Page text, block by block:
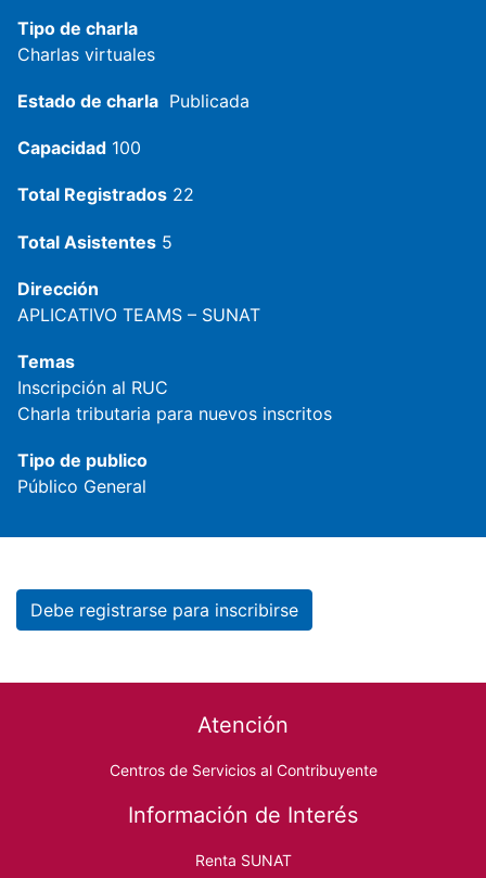
Tipo de charla
Charlas virtuales
Estado de charla Publicada
Capacidad 100
Total Registrados 22
Total Asistentes 5
Dirección
APLICATIVO TEAMS – SUNAT
Temas
Inscripción al RUC
Charla tributaria para nuevos inscritos
Tipo de publico
Público General
Debe registrarse para inscribirse
Atención
Centros de Servicios al Contribuyente
Información de Interés
Renta SUNAT